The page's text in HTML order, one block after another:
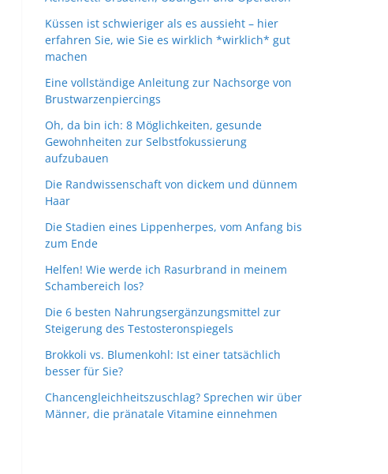
Küssen ist schwieriger als es aussieht – hier
erfahren Sie, wie Sie es wirklich *wirklich* gut
machen
Eine vollständige Anleitung zur Nachsorge von
Brustwarzenpiercings
Oh, da bin ich: 8 Möglichkeiten, gesunde
Gewohnheiten zur Selbstfokussierung
aufzubauen
Die Randwissenschaft von dickem und dünnem
Haar
Die Stadien eines Lippenherpes, vom Anfang bis
zum Ende
Helfen! Wie werde ich Rasurbrand in meinem
Schambereich los?
Die 6 besten Nahrungsergänzungsmittel zur
Steigerung des Testosteronspiegels
Brokkoli vs. Blumenkohl: Ist einer tatsächlich
besser für Sie?
Chancengleichheitszuschlag? Sprechen wir über
Männer, die pränatale Vitamine einnehmen